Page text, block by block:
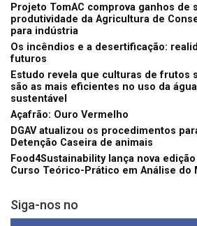
Projeto TomAC comprova ganhos de
produtividade da Agricultura de
para indústria
Os incêndios e a desertificação:
futuros
Estudo revela que culturas de frutos
são as mais eficientes no uso da
sustentável
Açafrão: Ouro Vermelho
DGAV atualizou os procedimentos
Detenção Caseira de animais
Food4Sustainability lança nova
Curso Teórico-Prático em Análise do
Siga-nos no